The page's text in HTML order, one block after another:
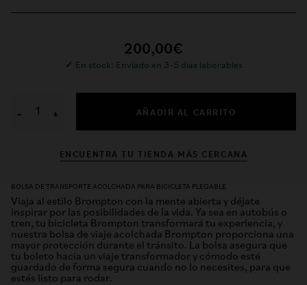
200,00€
✓ En stock: Enviado en 3-5 días laborables
− + AÑADIR AL CARRITO
ENCUENTRA TU TIENDA MÁS CERCANA
BOLSA DE TRANSPORTE ACOLCHADA PARA BICICLETA PLEGABLE
Viaja al estilo Brompton con la mente abierta y déjate
inspirar por las posibilidades de la vida. Ya sea en autobús o
tren, tu bicicleta Brompton transformará tu experiencia, y
nuestra bolsa de viaje acolchada Brompton proporciona una
mayor protección durante el tránsito. La bolsa asegura que
tu boleto hacia un viaje transformador y cómodo esté
guardado de forma segura cuando no lo necesites, para que
estés listo para rodar.